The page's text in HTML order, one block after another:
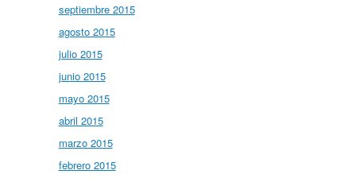
septiembre 2015
agosto 2015
julio 2015
junio 2015
mayo 2015
abril 2015
marzo 2015
febrero 2015